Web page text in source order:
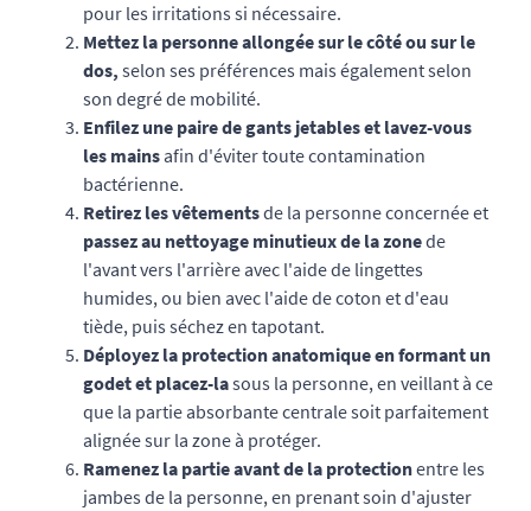
pour les irritations si nécessaire.
Mettez la personne allongée sur le côté ou sur le
dos, selon ses préférences mais également selon
son degré de mobilité.
Enfilez une paire de gants jetables et lavez-vous
les mains afin d'éviter toute contamination
bactérienne.
Retirez les vêtementsde la personne concernée et
passez au nettoyage minutieux de la zonede
l'avant vers l'arrière avec l'aide de lingettes
humides, ou bien avec l'aide de coton et d'eau
tiède, puis séchez en tapotant.
Déployez la protection anatomique en formant un
godet et placez-lasous la personne, en veillant à ce
que la partie absorbante centrale soit parfaitement
alignée sur la zone à protéger.
Ramenez la partie avant de la protectionentre les
jambes de la personne, en prenant soin d'ajuster